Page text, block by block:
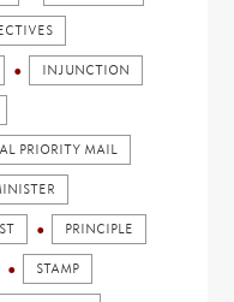
INJUNCTION
PRIORITY MAIL
PRINCIPLE
STAMP